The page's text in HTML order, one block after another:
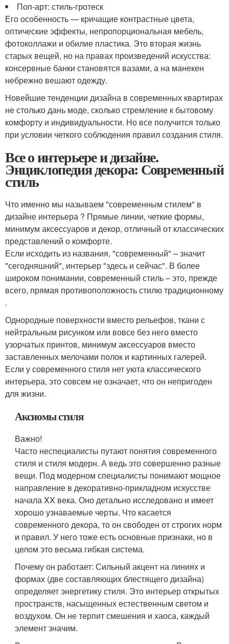
Поп-арт: стиль-гротеск
Его особенность — кричащие контрастные цвета,
оптические эффекты, непропорциональная мебель,
фотоколлажи и обилие пластика. Это вторая жизнь
старых вещей, но на правах произведений искусства:
консервные банки становятся вазами, а на манекен
небрежно вешают одежду.
Новейшие тенденции дизайна в современных квартирах
не столько дань моде, сколько стремление к бытовому
комфорту и индивидуальности. Но все получится только
при условии четкого соблюдения правил создания стиля.
Все о интерьере и дизайне.
Энциклопедия декора: Современный
стиль
Что именно мы называем "современным стилем" в
дизайне интерьера ? Прямые линии, четкие формы,
минимум аксессуаров и декор, отличный от классических
представлений о комфорте.
Если исходить из названия, "современный" – значит
"сегодняшний", интерьер "здесь и сейчас". В более
широком понимании, современный стиль – это, прежде
всего, прямая противоположность стилю традиционному
.
Однородные поверхности вместо рельефов, ткани с
нейтральным рисунком или вовсе без него вместо
узорчатых принтов, минимум аксессуаров вместо
заставленных мелочами полок и картинных галерей.
Если у современного стиля нет уюта классического
интерьера, это совсем не означает, что он непригоден
для жизни.
Аксиомы стиля
Важно!
Часто неспециалисты путают понятия современного
стиля и стиля модерн. А ведь это совершенно разные
вещи. Под модерном специалисты понимают мощное
направление в декоративно-прикладном искусстве
начала XX века. Оно детально исследовано и имеет
хорошо узнаваемые черты. Что касается
современного декора, то он свободен от строгих норм
и правил. У него тоже есть основные признаки, но в
целом это весьма гибкая система.
Почему он работает: Сильный акцент на линиях и
формах (две составляющих блестящего дизайна)
определяет энергетику стиля. Это интерьер открытых
пространств, насыщенных естественным светом и
воздухом. Он не терпит смешения и хаоса, каждый
элемент значим.